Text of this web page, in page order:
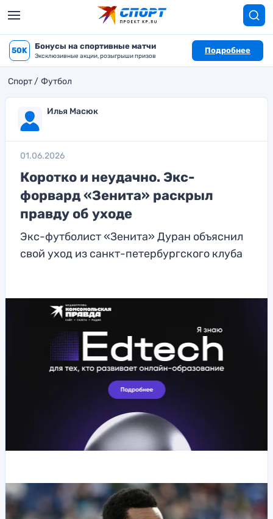
50K Бонусы на спортивные матчи
Эксклюзивные акции, розыгрыши призов
Подробнее
Спорт Футбол
Илья Масюк
01.06.2026
Коротко и неудачно. Экс-
форвард «Зенита» раскрыл
правду об уходе
Экс-футболист «Зенита» Дуран объяснил
свой уход из санкт-петербургского клуба